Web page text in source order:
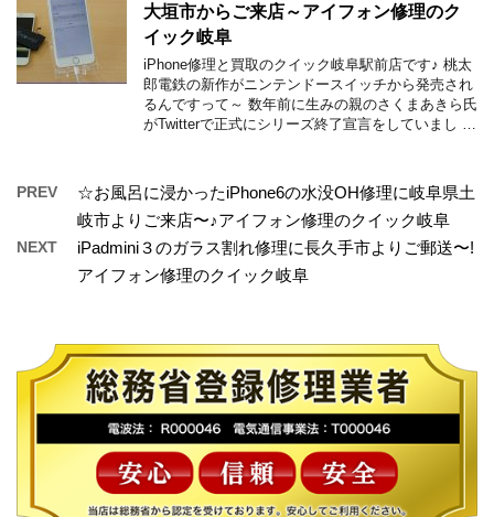
大垣市からご来店～アイフォン修理のク
イック岐阜
iPhone修理と買取のクイック岐阜駅前店です♪ 桃太
郎電鉄の新作がニンテンドースイッチから発売され
るんですって～ 数年前に生みの親のさくまあきら氏
がTwitterで正式にシリーズ終了宣言をしていまし …
PREV
☆お風呂に浸かったiPhone6の水没OH修理に岐阜県土
岐市よりご来店〜♪アイフォン修理のクイック岐阜
NEXT
iPadmini３のガラス割れ修理に長久手市よりご郵送〜!
アイフォン修理のクイック岐阜